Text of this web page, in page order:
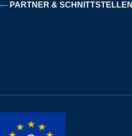
PARTNER & SCHNITTSTELLEN